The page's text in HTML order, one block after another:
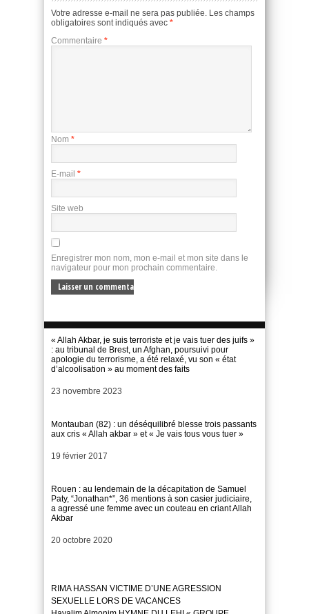
Votre adresse e-mail ne sera pas publiée. Les champs
obligatoires sont indiqués avec *
Commentaire *
Nom *
E-mail *
Site web
Enregistrer mon nom, mon e-mail et mon site dans le
navigateur pour mon prochain commentaire.
« Allah Akbar, je suis terroriste et je vais tuer des juifs »
: au tribunal de Brest, un Afghan, poursuivi pour
apologie du terrorisme, a été relaxé, vu son « état
d’alcoolisation » au moment des faits
Date
23 novembre 2023
Montauban (82) : un déséquilibré blesse trois passants
aux cris « Allah akbar » et « Je vais tous vous tuer »
Date
19 février 2017
Rouen : au lendemain de la décapitation de Samuel
Paty, “Jonathan*”, 36 mentions à son casier judiciaire,
a agressé une femme avec un couteau en criant Allah
Akbar
Date
20 octobre 2020
RIMA HASSAN VICTIME D’UNE AGRESSION
SEXUELLE LORS DE VACANCES